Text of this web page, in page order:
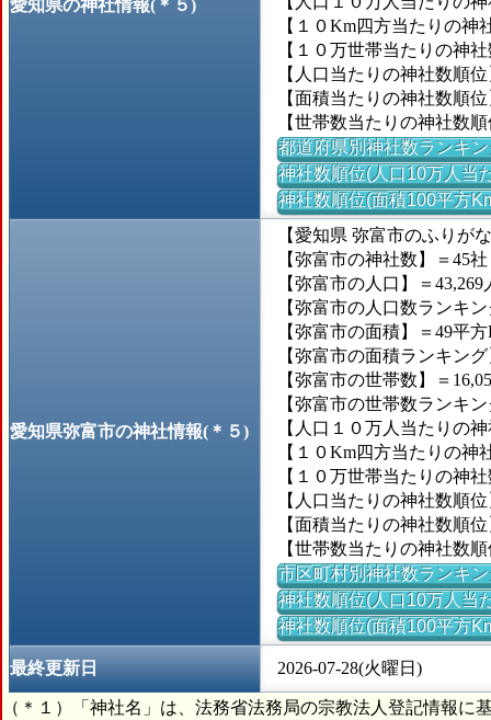
愛知県の神社情報(＊５)
【１０Km四方当たりの神
【１０万世帯当たりの神
【人口当たりの神社数順
【面積当たりの神社数順
【世帯数当たりの神社数
都道府県別神社数ランキ
神社数順位(人口10万人当
神社数順位(面積100平方
愛知県弥富市の神社情報(＊５)
【愛知県 弥富市のふりが
【弥富市の神社数】＝45社
【弥富市の人口】＝43,269
【弥富市の人口数ランキ
【弥富市の面積】＝49平
【弥富市の面積ランキン
【弥富市の世帯数】＝
【弥富市の世帯数ランキ
【人口１０万人当たりの
【１０Km四方当たりの神
【１０万世帯当たりの神
【人口当たりの神社数順
【面積当たりの神社数順
【世帯数当たりの神社数
市区町村別神社数ランキ
神社数順位(人口10万人当
神社数順位(面積100平方
最終更新日 2026-07-28(火曜日)
（＊１）「神社名」は、法務省法務局の宗教法人登記情報に